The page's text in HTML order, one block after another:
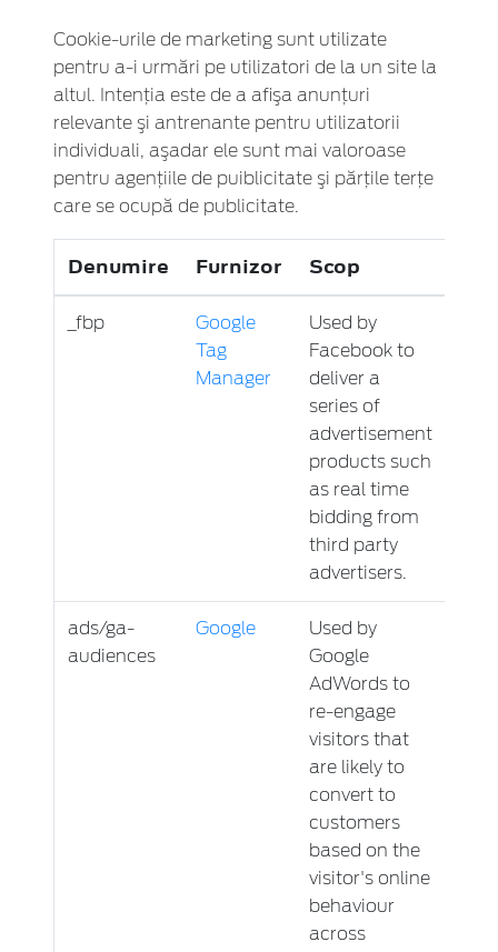
Cookie-urile de marketing sunt utilizate
pentru a-i urmări pe utilizatori de la un site la
altul. Intenţia este de a afişa anunţuri
relevante şi antrenante pentru utilizatorii
individuali, aşadar ele sunt mai valoroase
pentru agenţiile de puiblicitate şi părţile terţe
care se ocupă de publicitate.
Denumire Furnizor Scop
_fbp
Google
Tag
Manager
Used by
Facebook to
deliver a
series of
advertisement
products such
as real time
bidding from
third party
advertisers.
ads/ga-
audiences
Google
Used by
Google
AdWords to
re-engage
visitors that
are likely to
convert to
customers
based on the
visitor's online
behaviour
across